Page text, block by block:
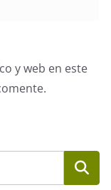
y web en este